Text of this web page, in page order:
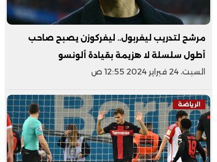
مرشح لتدريب ليفربول.. ليفركوزن يصبح صاحب
أطول سلسلة لا هزيمة بقيادة ألونسو
السبت، 24 فبراير 2024 12:55 ص
الرياضة